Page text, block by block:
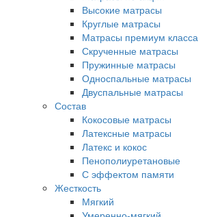
Высокие матрасы
Круглые матрасы
Матрасы премиум класса
Скрученные матрасы
Пружинные матрасы
Односпальные матрасы
Двуспальные матрасы
Состав
Кокосовые матрасы
Латексные матрасы
Латекс и кокос
Пенополиуретановые
С эффектом памяти
Жесткость
Мягкий